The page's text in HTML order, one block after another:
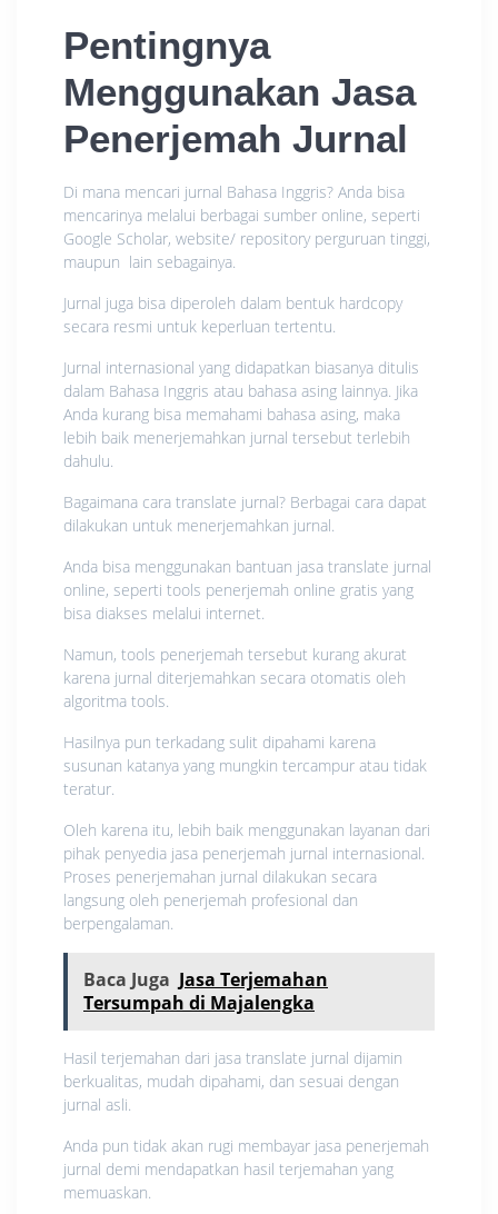
Pentingnya
Menggunakan Jasa
Penerjemah Jurnal
Di mana mencari jurnal Bahasa Inggris? Anda bisa
mencarinya melalui berbagai sumber online, seperti
Google Scholar, website/ repository perguruan tinggi,
maupun lain sebagainya.
Jurnal juga bisa diperoleh dalam bentuk hardcopy
secara resmi untuk keperluan tertentu.
Jurnal internasional yang didapatkan biasanya ditulis
dalam Bahasa Inggris atau bahasa asing lainnya. Jika
Anda kurang bisa memahami bahasa asing, maka
lebih baik menerjemahkan jurnal tersebut terlebih
dahulu.
Bagaimana cara translate jurnal? Berbagai cara dapat
dilakukan untuk menerjemahkan jurnal.
Anda bisa menggunakan bantuan jasa translate jurnal
online, seperti tools penerjemah online gratis yang
bisa diakses melalui internet.
Namun, tools penerjemah tersebut kurang akurat
karena jurnal diterjemahkan secara otomatis oleh
algoritma tools.
Hasilnya pun terkadang sulit dipahami karena
susunan katanya yang mungkin tercampur atau tidak
teratur.
Oleh karena itu, lebih baik menggunakan layanan dari
pihak penyedia jasa penerjemah jurnal internasional.
Proses penerjemahan jurnal dilakukan secara
langsung oleh penerjemah profesional dan
berpengalaman.
Baca Juga Jasa Terjemahan
Tersumpah di Majalengka
Hasil terjemahan dari jasa translate jurnal dijamin
berkualitas, mudah dipahami, dan sesuai dengan
jurnal asli.
Anda pun tidak akan rugi membayar jasa penerjemah
jurnal demi mendapatkan hasil terjemahan yang
memuaskan.